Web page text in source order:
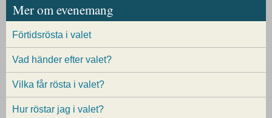
Mer om evenemang
Förtidsrösta i valet
Vad händer efter valet?
Vilka får rösta i valet?
Hur röstar jag i valet?